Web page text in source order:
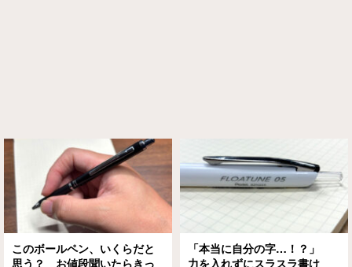
このボールペン、いくらだと
思う？ お値段聞いたらきっ
「本当に自分の字…！？」
力を入れずにスラスラ書け